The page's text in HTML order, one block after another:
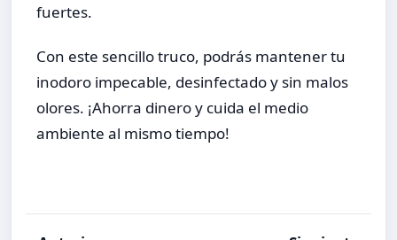
fuertes.
Con este sencillo truco, podrás mantener tu
inodoro impecable, desinfectado y sin malos
olores. ¡Ahorra dinero y cuida el medio
ambiente al mismo tiempo!